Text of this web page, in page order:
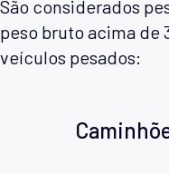
São considerados
peso bruto acima de
veículos pesados: